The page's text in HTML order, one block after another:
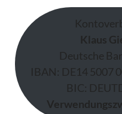
Klaus
Deutsche
IBAN: DE14 5007
BIC: